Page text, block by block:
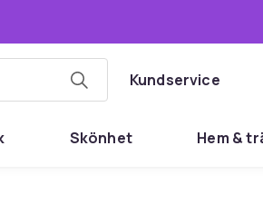
Kundservice
Skönhet Hem &